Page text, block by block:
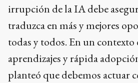
irrupción de la IA debe
traduzca en más y mejores
todas y todos. En un contexto
aprendizajes y rápida
planteó que debemos actuar